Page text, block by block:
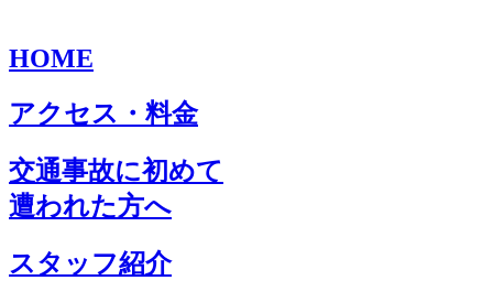
HOME
アクセス・料金
交通事故に初めて
遭われた方へ
スタッフ紹介